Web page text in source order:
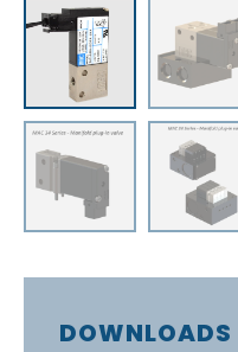
DOWNLOADS